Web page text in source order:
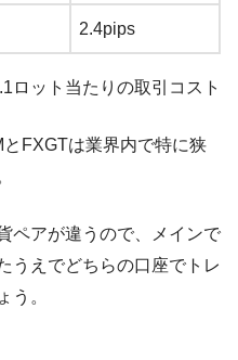
2.4pips
ロット当たりの取引コスト
FXGTは業界内で特に狭
ペアが違うので、メインで
うえでどちらの口座でトレ
う。